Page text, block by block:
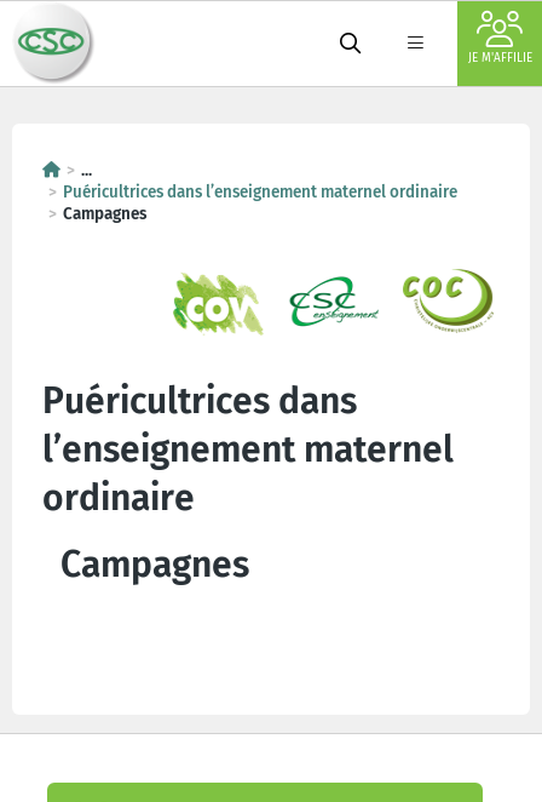
JE M'AFFILIE
...
Puéricultrices dans l’enseignement maternel ordinaire
Campagnes
Puéricultrices dans
l’enseignement maternel
ordinaire
Campagnes